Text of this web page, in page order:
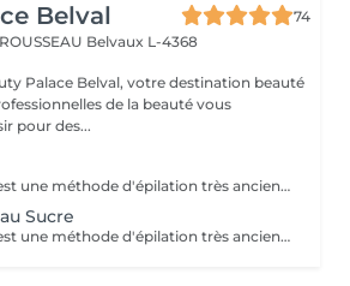
Belval
74
Belvaux L-4368
Palace Belval, votre destination beauté
de la beauté vous
pour des...
L'épilation au sucre est une méthode d'épilation très ancienne utilisée depuis 1900 av. JC. Composée d'eau, de jus de citron, de miel et de sucre. 100% naturelle elle à des propriétés exfoliantes. Idéale pour les poils courts, durs ou incarnés. La peau est plus douce et soyeuse.
Sucre
L'épilation au sucre est une méthode d'épilation très ancienne utilisée depuis 1900 av. JC. Composée d'eau, de jus de citron, de miel et de sucre. 100% naturelle elle à des propriétés exfoliantes. Idéale pour les poils courts, durs ou incarnés. La peau est plus douce et soyeuse.